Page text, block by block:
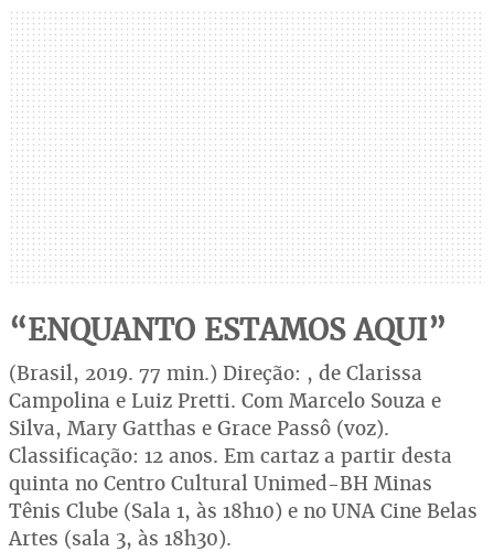
“ENQUANTO ESTAMOS AQUI”
(Brasil, 2019. 77 min.) Direção: , de Clarissa
Campolina e Luiz Pretti. Com Marcelo Souza e
Silva, Mary Gatthas e Grace Passô (voz).
Classificação: 12 anos. Em cartaz a partir desta
quinta no Centro Cultural Unimed-BH Minas
Tênis Clube (Sala 1, às 18h10) e no UNA Cine Belas
Artes (sala 3, às 18h30).